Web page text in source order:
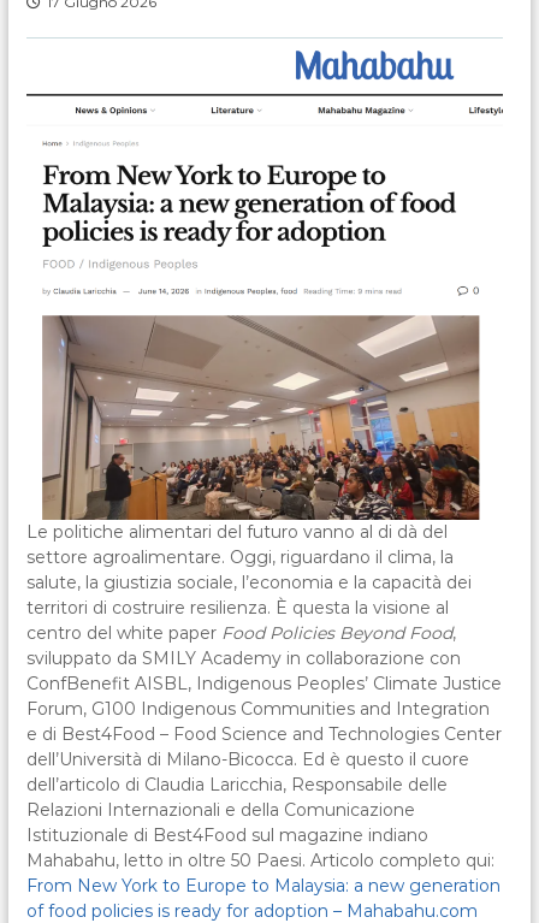
Le politiche alimentari del futuro vanno al di dà del
settore agroalimentare. Oggi, riguardano il clima, la
salute, la giustizia sociale, l’economia e la capacità dei
territori di costruire resilienza. È questa la visione al
centro del white paper Food Policies Beyond Food,
sviluppato da SMILY Academy in collaborazione con
ConfBenefit AISBL, Indigenous Peoples’ Climate Justice
Forum, G100 Indigenous Communities and Integration
e di Best4Food – Food Science and Technologies Center
dell’Università di Milano-Bicocca. Ed è questo il cuore
dell’articolo di Claudia Laricchia, Responsabile delle
Relazioni Internazionali e della Comunicazione
Istituzionale di Best4Food sul magazine indiano
Mahabahu, letto in oltre 50 Paesi. Articolo completo qui:
From New York to Europe to Malaysia: a new generation
of food policies is ready for adoption – Mahabahu.com